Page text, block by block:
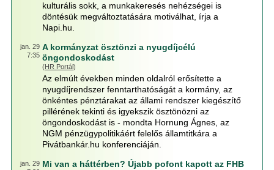
kulturális sokk, a munkakeresés nehézségei is
döntésük megváltoztatására motiválhat, írja a
Napi.hu.
jan. 29
7:35
A kormányzat ösztönzi a nyugdíjcélú
öngondoskodást
(HR Portál)
Az elmúlt években minden oldalról erősítette a
nyugdíjrendszer fenntarthatóságát a kormány, az
önkéntes pénztárakat az állami rendszer kiegészítő
pillérének tekinti és igyekszik ösztönözni az
öngondoskodást is - mondta Hornung Ágnes, az
NGM pénzügypolitikáért felelős államtitkára a
Pivátbankár.hu konferenciáján.
jan. 29 Mi van a háttérben? Újabb pofont kapott az FHB